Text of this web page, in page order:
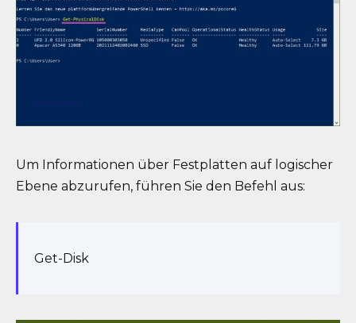
Um Informationen über Festplatten auf logischer
Ebene abzurufen, führen Sie den Befehl aus:
Get-Disk